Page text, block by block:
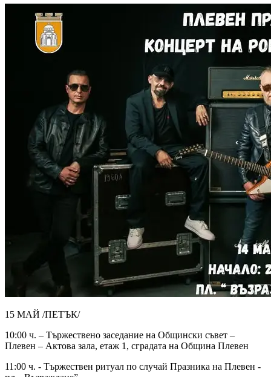
15 МАЙ /ПЕТЪК/
10:00 ч. – Тържествено заседание на Общински съвет –
Плевен – Актова зала, етаж 1, сградата на Община Плевен
11:00 ч. - Тържествен ритуал по случай Празника на Плевен -